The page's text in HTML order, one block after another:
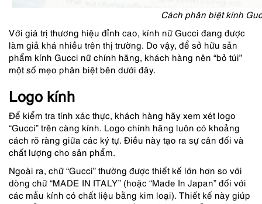
Cách phân biệt kính
Với giá trị thương hiệu đỉnh cao, kính nữ Gucci đang được
làm giả khá nhiều trên thị trường. Do vậy, để sở hữu sản
phẩm kính Gucci nữ chính hãng, khách hàng nên “bỏ túi”
một số mẹo phân biệt bên dưới đây.
Logo kính
Để kiểm tra tính xác thực, khách hàng hãy xem xét logo
“Gucci” trên càng kính. Logo chính hãng luôn có khoảng
cách rõ ràng giữa các ký tự. Điều này tạo ra sự cân đối và
chất lượng cho sản phẩm.
Ngoài ra, chữ “Gucci” thường được thiết kế lớn hơn so với
dòng chữ “MADE IN ITALY” (hoặc “Made In Japan” đối với
các mẫu kính có chất liệu bằng kim loại). Thiết kế này giúp